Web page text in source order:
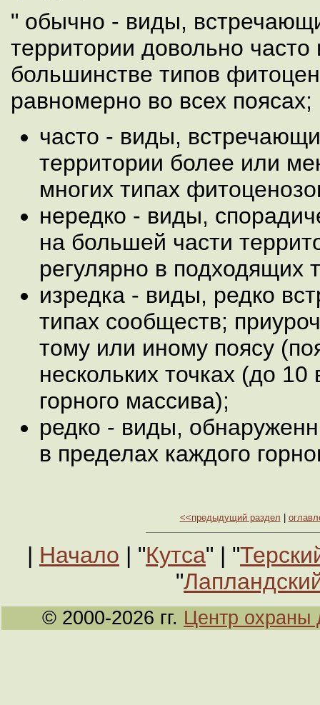
" обычно - виды,
территории довольно
большинстве типов
равномерно во всех поясах;
часто - виды,
территории более или
многих типах
нередко - виды,
на большей части
регулярно в подходящих
изредка - виды, редко
типах сообществ;
тому или иному поясу
нескольких точках (до
горного массива);
редко - виды,
в пределах каждого
<<предыдущий раздел
| Начало | "Кутса" | "
"
© 2000-2026 гг. Центр охраны